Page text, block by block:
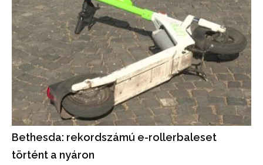
Bethesda: rekordszámú e-rollerbaleset
történt a nyáron